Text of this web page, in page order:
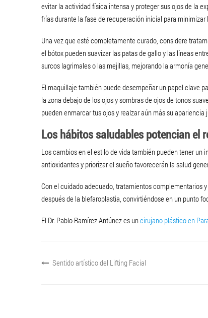
evitar la actividad física intensa y proteger sus ojos de la
frías durante la fase de recuperación inicial para
Una vez que esté completamente curado, considere
el bótox pueden suavizar las patas de gallo y las líneas
surcos lagrimales o las mejillas, mejorando la armonía
El maquillaje también puede desempeñar un papel clave
la zona debajo de los ojos y sombras de ojos de tonos
pueden enmarcar tus ojos y realzar aún más su apariencia
Los hábitos saludables potencian el
Los cambios en el estilo de vida también pueden tener
antioxidantes y priorizar el sueño favorecerán la salud
Con el cuidado adecuado, tratamientos complementarios
después de la blefaroplastia, convirtiéndose en un punto
El Dr. Pablo Ramírez Antúnez es uncirujano plástico en
Sentido artístico del Lifting Facial